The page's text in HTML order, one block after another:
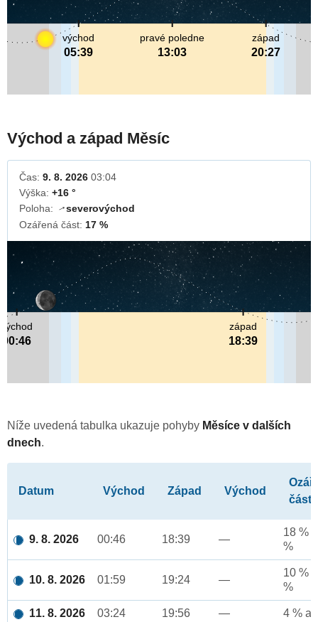
pravé poledne
13:03
východ
05:39
západ
20:27
Východ a západ Měsíc
Čas: 9. 8. 2026 03:04
Výška: +16 °
Poloha:
↓severovýchod
Ozářená část: 17 %
východ
00:46
západ
18:39
Níže uvedená tabulka ukazuje pohyby Měsíce v dalších
dnech.
Datum Východ Západ Východ
část
9. 8. 2026 00:46 18:39 —
18 %
%
10. 8. 2026 01:59 19:24 —
10 %
%
11. 8. 2026 03:24 19:56 — 4 %